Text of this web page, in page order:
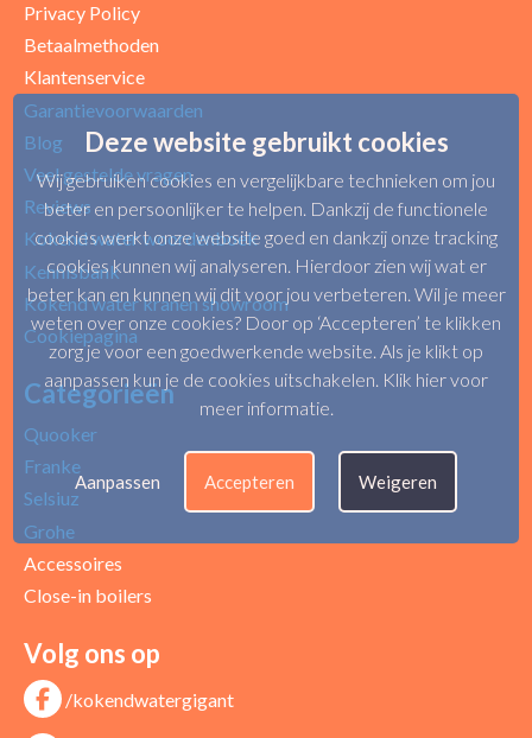
Privacy Policy
Betaalmethoden
Klantenservice
Garantievoorwaarden
Blog
Veel gestelde vragen
Reviews
Kokend water woordenboek
Kennisbank
Kokend water kranen showroom
Cookiepagina
Categorieën
Quooker
Franke
Selsiuz
Grohe
Accessoires
Close-in boilers
Volg ons op
/kokendwatergigant
Deze website gebruikt cookies
Wij gebruiken cookies en vergelijkbare technieken om jou
beter en persoonlijker te helpen. Dankzij de functionele
cookies werkt onze website goed en dankzij onze tracking
cookies kunnen wij analyseren. Hierdoor zien wij wat er
beter kan en kunnen wij dit voor jou verbeteren. Wil je meer
weten over onze cookies? Door op ‘Accepteren’ te klikken
zorg je voor een goedwerkende website. Als je klikt op
aanpassen kun je de cookies uitschakelen. Klik hier voor
meer informatie.
Aanpassen Accepteren Weigeren